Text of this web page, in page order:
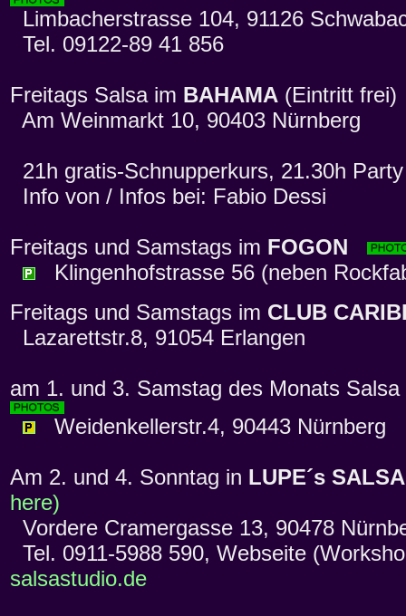
Limbacherstrasse 104, 91126
Tel. 09122-89 41 856
Freitags Salsa im BAHAMA (Eintritt
Am Weinmarkt 10, 90403 Nürnberg
21h gratis-Schnupperkurs, 21.30h Party
Info von / Infos bei: Fabio Dessi
Freitags und Samstags im FOGON
Klingenhofstrasse 56 (neben
Freitags und Samstags im CLUB
Lazarettstr.8, 91054 Erlangen
am 1. und 3. Samstag des Monats
Weidenkellerstr.4, 90443 Nürnberg
Am 2. und 4. Sonntag in LUPE´s SALSA
here)
Vordere Cramergasse 13, 90478
Tel. 0911-5988 590, Webseite
salsastudio.de